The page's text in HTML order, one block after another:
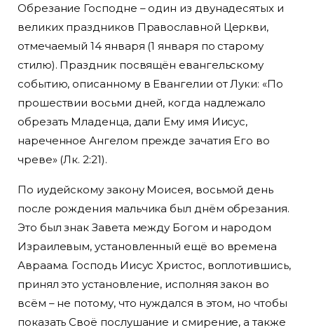
Обрезание Господне – один из двунадесятых и
великих праздников Православной Церкви,
отмечаемый 14 января (1 января по старому
стилю). Праздник посвящён евангельскому
событию, описанному в Евангелии от Луки: «По
прошествии восьми дней, когда надлежало
обрезать Младенца, дали Ему имя Иисус,
нареченное Ангелом прежде зачатия Его во
чреве» (Лк. 2:21).
По иудейскому закону Моисея, восьмой день
после рождения мальчика был днём обрезания.
Это был знак Завета между Богом и народом
Израилевым, установленный ещё во времена
Авраама. Господь Иисус Христос, воплотившись,
принял это установление, исполняя закон во
всём – не потому, что нуждался в этом, но чтобы
показать Своё послушание и смирение, а также